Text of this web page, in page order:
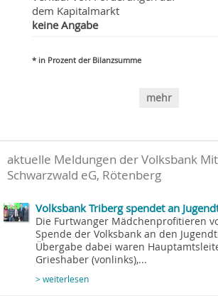
dem Kapitalmarkt
keine Angabe
* in Prozent der Bilanzsumme
mehr
aktuelle Meldungen der Volksbank
Schwarzwald eG, Rötenberg
Volksbank Triberg spendet an
Die Furtwanger Mädchenprofitieren
Spende der Volksbank an den
Übergabe dabei waren
Grieshaber (vonlinks),...
> weiterlesen